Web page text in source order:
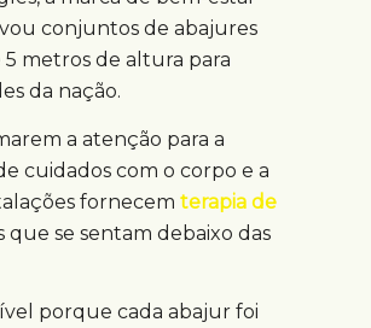
conjuntos de abajures
metros de altura para
da nação.
a atenção para a
cuidados com o corpo e a
fornecem terapia de
que se sentam debaixo das
porque cada abajur foi